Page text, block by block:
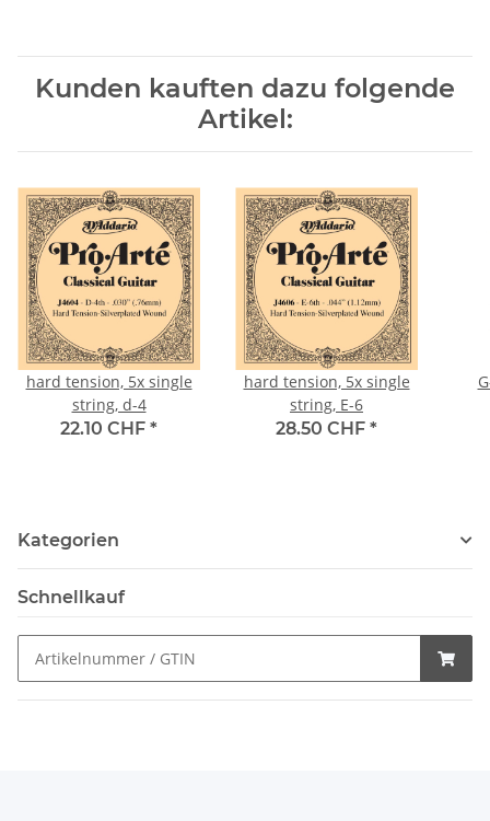
Kunden kauften dazu folgende
Artikel:
hard tension, 5x single
string, d-4
22.10 CHF *
hard tension, 5x single
string, E-6
28.50 CHF *
Kategorien
Schnellkauf